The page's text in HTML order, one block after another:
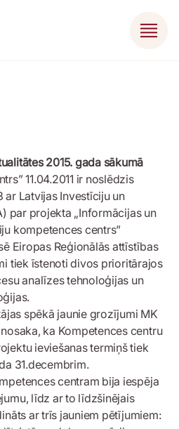
2015. gada sākumā
11.04.2011 ir noslēdzis
ar Latvijas Investīciju un
par projekta „Informācijas un
kompetences centrs”
Eiropas Reģionālās attīstības
tiek īstenoti divos prioritārajos
analīzes tehnoloģijas un
spēkā jaunie grozījumi MK
ka Kompetences centru
ieviešanas termiņš tiek
31.decembrim.
centram bija iespēja
līdz ar to līdzšinējais
ar trīs jauniem pētījumiem: